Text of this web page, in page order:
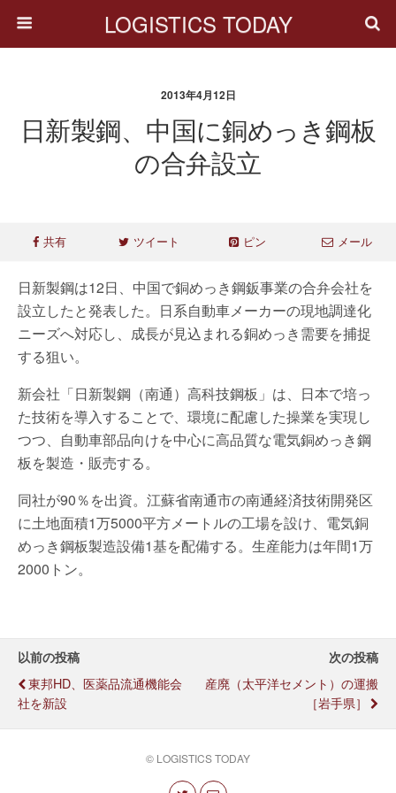
LOGISTICS TODAY
2013年4月12日
日新製鋼、中国に銅めっき鋼板
の合弁設立
共有 ツイート ピン メール
日新製鋼は12日、中国で銅めっき鋼鈑事業の合弁会社を
設立したと発表した。日系自動車メーカーの現地調達化
ニーズへ対応し、成長が見込まれる銅めっき需要を捕捉
する狙い。
新会社「日新製鋼（南通）高科技鋼板」は、日本で培っ
た技術を導入することで、環境に配慮した操業を実現し
つつ、自動車部品向けを中心に高品質な電気銅めっき鋼
板を製造・販売する。
同社が90％を出資。江蘇省南通市の南通経済技術開発区
に土地面積1万5000平方メートルの工場を設け、電気銅
めっき鋼板製造設備1基を配備する。生産能力は年間1万
2000トン。
以前の投稿
東邦HD、医薬品流通機能会
社を新設
次の投稿
産廃（太平洋セメント）の運搬
［岩手県］
© LOGISTICS TODAY